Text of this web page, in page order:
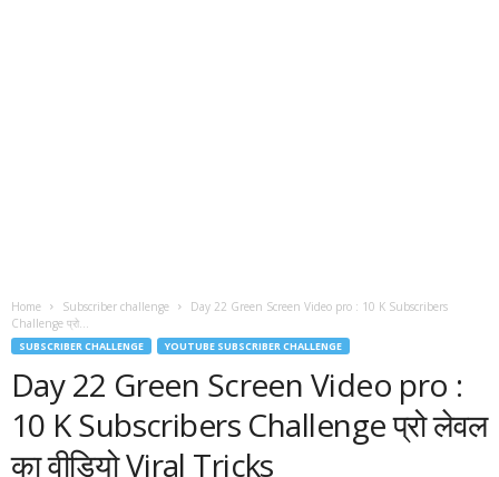
Home Subscriber challenge
Day 22 Green Screen Video pro : 10 K Subscribers
Challenge प्रो...
SUBSCRIBER CHALLENGE YOUTUBE SUBSCRIBER CHALLENGE
Day 22 Green Screen Video pro :
10 K Subscribers Challenge प्रो लेवल
का वीडियो Viral Tricks